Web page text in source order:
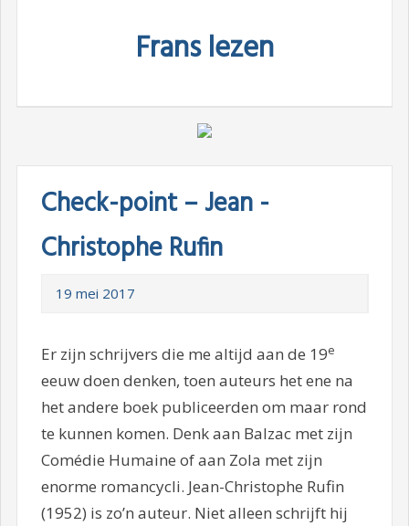
Frans lezen
Check-point – Jean -
Christophe Rufin
19 mei 2017
Er zijn schrijvers die me altijd aan de 19e
eeuw doen denken, toen auteurs het ene na
het andere boek publiceerden om maar rond
te kunnen komen. Denk aan Balzac met zijn
Comédie Humaine of aan Zola met zijn
enorme romancycli. Jean-Christophe Rufin
(1952) is zo’n auteur. Niet alleen schrijft hij